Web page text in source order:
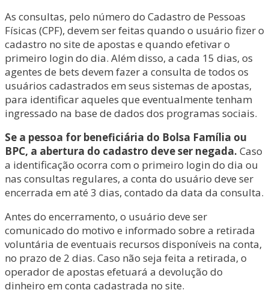
As consultas, pelo número do Cadastro de Pessoas
Físicas (CPF), devem ser feitas quando o usuário fizer o
cadastro no site de apostas e quando efetivar o
primeiro login do dia. Além disso, a cada 15 dias, os
agentes de bets devem fazer a consulta de todos os
usuários cadastrados em seus sistemas de apostas,
para identificar aqueles que eventualmente tenham
ingressado na base de dados dos programas sociais.
Se a pessoa for beneficiária do Bolsa Família ou
BPC, a abertura do cadastro deve ser negada. Caso
a identificação ocorra com o primeiro login do dia ou
nas consultas regulares, a conta do usuário deve ser
encerrada em até 3 dias, contado da data da consulta.
Antes do encerramento, o usuário deve ser
comunicado do motivo e informado sobre a retirada
voluntária de eventuais recursos disponíveis na conta,
no prazo de 2 dias. Caso não seja feita a retirada, o
operador de apostas efetuará a devolução do
dinheiro em conta cadastrada no site.